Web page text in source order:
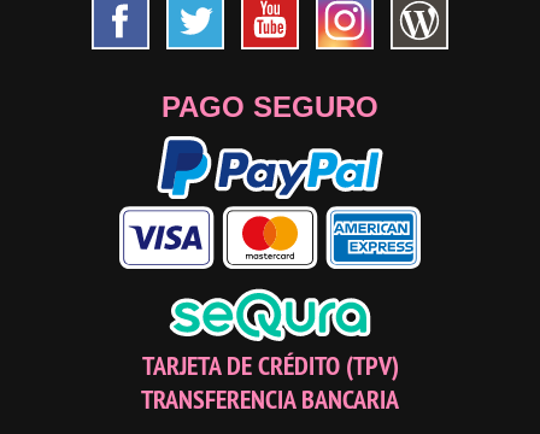
PAGO SEGURO
TARJETA DE CRÉDITO (TPV)
TRANSFERENCIA BANCARIA